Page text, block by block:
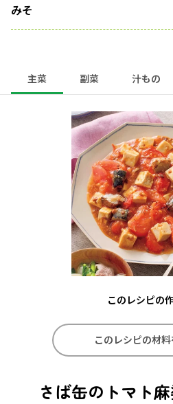
みそ
主菜 副菜 汁もの
このレシピの
このレシピの材
さば缶のトマト